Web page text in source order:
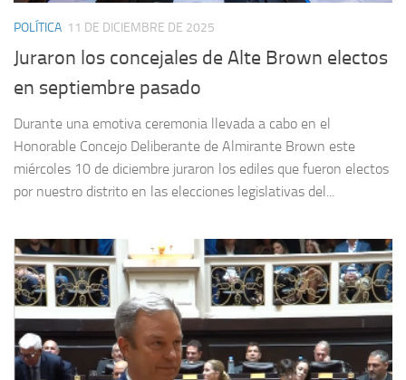
POLÍTICA 11 DE DICIEMBRE DE 2025
Juraron los concejales de Alte Brown electos
en septiembre pasado
Durante una emotiva ceremonia llevada a cabo en el
Honorable Concejo Deliberante de Almirante Brown este
miércoles 10 de diciembre juraron los ediles que fueron electos
por nuestro distrito en las elecciones legislativas del...